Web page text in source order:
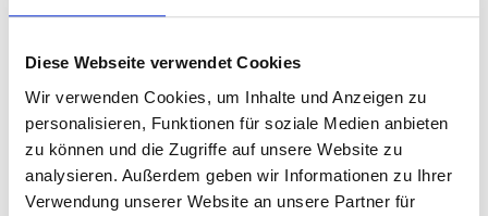
Diese Webseite verwendet Cookies
Wir verwenden Cookies, um Inhalte und Anzeigen zu
personalisieren, Funktionen für soziale Medien anbieten
zu können und die Zugriffe auf unsere Website zu
analysieren. Außerdem geben wir Informationen zu Ihrer
Verwendung unserer Website an unsere Partner für
die präoperativ gewonnenen Informationen